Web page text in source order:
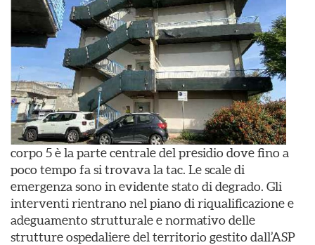
corpo 5 è la parte centrale del presidio dove fino a
poco tempo fa si trovava la tac. Le scale di
emergenza sono in evidente stato di degrado. Gli
interventi rientrano nel piano di riqualificazione e
adeguamento strutturale e normativo delle
strutture ospedaliere del territorio gestito dall’ASP